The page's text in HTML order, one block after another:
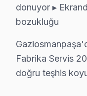
Avox Uzman
12 yıllık Avox
· Orijinal ve
donuyor ▸
bozukluğu
Fabrika Servis
doğru teşhis